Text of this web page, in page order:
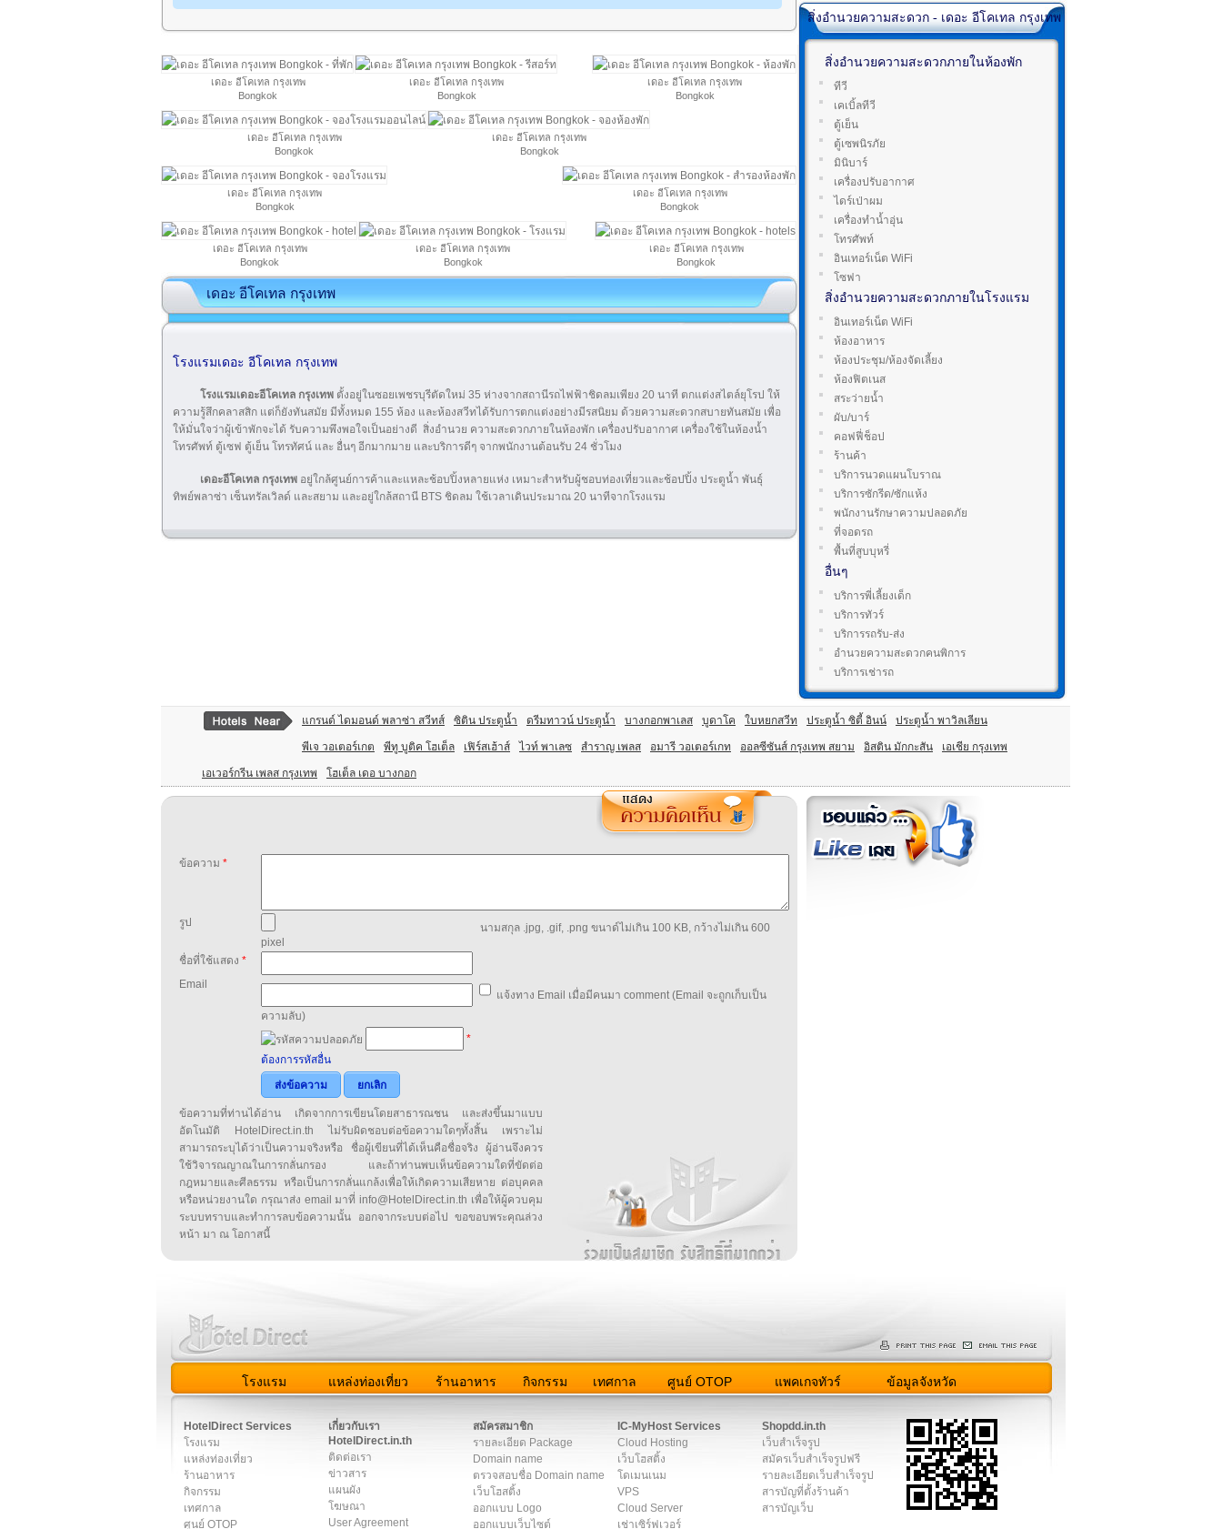
เดอะ อีโคเทล กรุงเทพ
Bongkok
เดอะ อีโคเทล กรุงเทพ
Bongkok
เดอะ อีโคเทล กรุงเทพ
Bongkok
เดอะ อีโคเทล กรุงเทพ
Bongkok
เดอะ อีโคเทล กรุงเทพ
Bongkok
เดอะ อีโคเทล กรุงเทพ
Bongkok
เดอะ อีโคเทล กรุงเทพ
Bongkok
เดอะ อีโคเทล กรุงเทพ
Bongkok
เดอะ อีโคเทล กรุงเทพ
Bongkok
เดอะ อีโคเทล กรุงเทพ
Bongkok
เดอะ อีโคเทล กรุงเทพ
โรงแรมเดอะ อีโคเทล กรุงเทพ
โรงแรมเดอะอีโคเทล กรุงเทพ ตั้งอยู่ในซอยเพชรบุรีตัดใหม่ 35 ห่างจากสถานีรถไฟฟ้าชิดลมเพียง 20 นาที ตกแต่งสไตล์ยุโรป ให้
ความรู้สึกคลาสสิก แต่ก็ยังทันสมัย มีทั้งหมด 155 ห้อง และห้องสวีทได้รับการตกแต่งอย่างมีรสนิยม ด้วยความสะดวกสบายทันสมัย เพื่อ
ให้มั่นใจว่าผู้เข้าพักจะได้ รับความพึงพอใจเป็นอย่างดี สิ่งอำนวย ความสะดวกภายในห้องพัก เครื่องปรับอากาศ เครื่องใช้ในห้องน้ำ
โทรศัพท์ ตู้เซฟ ตู้เย็น โทรทัศน์ และ อื่นๆ อีกมากมาย และบริการดีๆ จากพนักงานต้อนรับ 24 ชั่วโมง
เดอะอีโคเทล กรุงเทพ อยู่ใกล้ศูนย์การค้าและแหละช้อบปิ้งหลายแห่ง เหมาะสำหรับผู้ชอบท่องเที่ยวและช้อปปิ้ง ประตูน้ำ พันธุ์
ทิพย์พลาซ่า เซ็นทรัลเวิลด์ และสยาม และอยู่ใกล้สถานี BTS ชิดลม ใช้เวลาเดินประมาณ 20 นาทีจากโรงแรม
สิ่งอำนวยความสะดวก - เดอะ อีโคเทล กรุงเทพ
สิ่งอำนวยความสะดวกภายในห้องพัก
ทีวี
เคเบิ้ลทีวี
ตู้เย็น
ตู้เซพนิรภัย
มินิบาร์
เครื่องปรับอากาศ
ไดร์เป่าผม
เครื่องทำน้ำอุ่น
โทรศัพท์
อินเทอร์เน็ต WiFi
โซฟา
สิ่งอำนวยความสะดวกภายในโรงแรม
อินเทอร์เน็ต WiFi
ห้องอาหาร
ห้องประชุม/ห้องจัดเลี้ยง
ห้องฟิตเนส
สระว่ายน้ำ
ผับ/บาร์
คอฟฟี่ช็อป
ร้านค้า
บริการนวดแผนโบราณ
บริการซักรีด/ซักแห้ง
พนักงานรักษาความปลอดภัย
ที่จอดรถ
พื้นที่สูบบุหรี่
อื่นๆ
บริการพี่เลี้ยงเด็ก
บริการทัวร์
บริการรถรับ-ส่ง
อำนวยความสะดวกคนพิการ
บริการเช่ารถ
แกรนด์ ไดมอนด์ พลาซ่า สวีทส์ ซิติน ประตูน้ำ ดรีมทาวน์ ประตูน้ำ บางกอกพาเลส บูดาโค ใบหยกสวีท ประตูน้ำ ซิตี้ อินน์ ประตูน้ำ พาวิลเลียน
พีเจ วอเตอร์เกต พีทู บูติค โฮเต็ล เฟิร์สเฮ้าส์ ไวท์ พาเลซ สำราญ เพลส อมารี วอเตอร์เกท ออลซีซันส์ กรุงเทพ สยาม อิสติน มักกะสัน เอเชีย กรุงเทพ
เอเวอร์กรีน เพลส กรุงเทพ โฮเต็ล เดอ บางกอก
ข้อความ *
รูป
นามสกุล .jpg, .gif, .png ขนาด์ไม่เกิน 100 KB, กว้างไม่เกิน 600
pixel
ชื่อที่ใช้แสดง *
Email
แจ้งทาง Email เมื่อมีคนมา comment (Email จะถูกเก็บเป็น
ความลับ)
*
ต้องการรหัสอื่น
ส่งข้อความ
ยกเลิก
ข้อความที่ท่านได้อ่าน เกิดจากการเขียนโดยสาธารณชน และส่งขึ้นมาแบบ
อัตโนมัติ HotelDirect.in.th ไม่รับผิดชอบต่อข้อความใดๆทั้งสิ้น เพราะไม่
สามารถระบุได้ว่าเป็นความจริงหรือ ชื่อผู้เขียนที่ได้เห็นคือชื่อจริง ผู้อ่านจึงควร
ใช้วิจารณญาณในการกลั่นกรอง และถ้าท่านพบเห็นข้อความใดที่ขัดต่อ
กฎหมายและศีลธรรม หรือเป็นการกลั่นแกล้งเพื่อให้เกิดความเสียหาย ต่อบุคคล
หรือหน่วยงานใด กรุณาส่ง email มาที่ info@HotelDirect.in.th เพื่อให้ผู้ควบคุม
ระบบทราบและทำการลบข้อความนั้น ออกจากระบบต่อไป ขอขอบพระคุณล่วง
หน้า มา ณ โอกาสนี้
โรงแรม แหล่งท่องเที่ยว ร้านอาหาร กิจกรรม เทศกาล ศูนย์ OTOP แพคเกจทัวร์ ข้อมูลจังหวัด
HotelDirect Services
โรงแรม
แหล่งท่องเที่ยว
ร้านอาหาร
กิจกรรม
เทศกาล
ศูนย์ OTOP
เกี่ยวกับเรา
HotelDirect.in.th
ติดต่อเรา
ข่าวสาร
แผนผัง
โฆษณา
User Agreement
สมัครสมาชิก
รายละเอียด Package
Domain name
ตรวจสอบชื่อ Domain name
เว็บโฮสติ้ง
ออกแบบ Logo
ออกแบบเว็บไซต์
IC-MyHost Services
Cloud Hosting
เว็บโฮสติ้ง
โดเมนเนม
VPS
Cloud Server
เช่าเซิร์ฟเวอร์
Shopdd.in.th
เว็บสำเร็จรูป
สมัครเว็บสำเร็จรูปฟรี
รายละเอียดเว็บสำเร็จรูป
สารบัญที่ตั้งร้านค้า
สารบัญเว็บ